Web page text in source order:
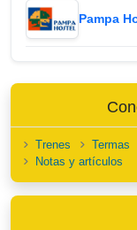
Pampa
Trenes Termas
Notas y artículos